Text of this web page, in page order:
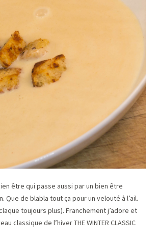
être qui passe aussi par un bien être
de blabla tout ça pour un velouté à l’ail.
claque toujours plus). Franchement j’adore et
classique de l’hiver THE WINTER CLASSIC